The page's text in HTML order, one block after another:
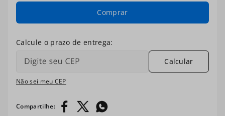
Comprar
Não sei meu CEP
Calcular
º
º relogio prata dourado
kit troca-pulseira